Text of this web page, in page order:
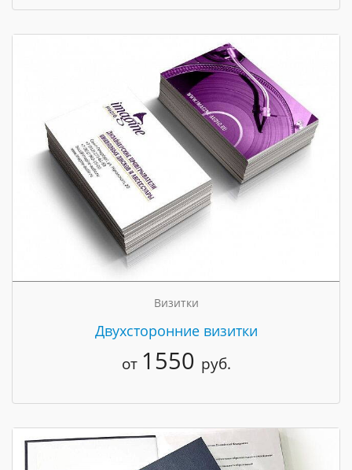
Визитки
Двухсторонние визитки
от 1550 руб.